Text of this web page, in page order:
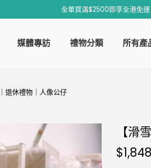
全單買滿$2500即享全港免運
媒體專訪 禮物分類 所有產
退休禮物｜人像公仔
【滑
$1,848